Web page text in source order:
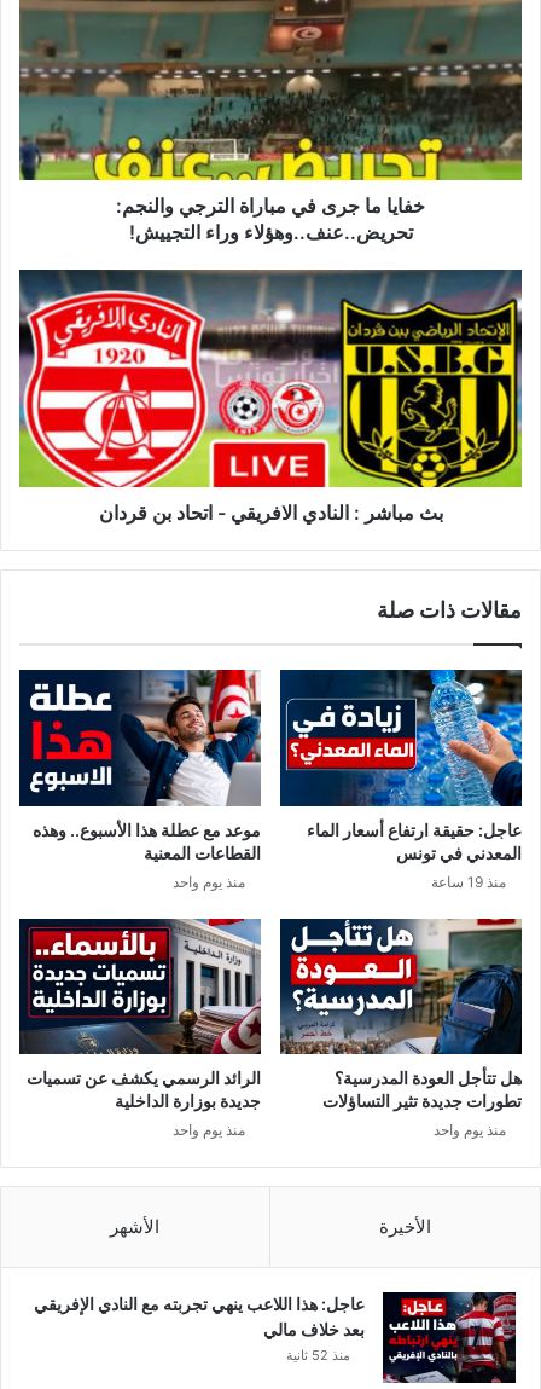
مباراة
الترجي
والنجم:
تحريض..عنف..وهؤلاء
وراء
خفايا ما جرى في مباراة الترجي والنجم:
تحريض..عنف..وهؤلاء وراء التجييش!
بث
مباشر
:
النادي
الافريقي
-
اتحاد
بن
قردان
بث مباشر : النادي الافريقي - اتحاد بن قردان
مقالات ذات صلة
عاجل: حقيقة ارتفاع أسعار الماء
المعدني في تونس
منذ 19 ساعة
موعد مع عطلة هذا الأسبوع.. وهذه
القطاعات المعنية
منذ يوم واحد
هل تتأجل العودة المدرسية؟
تطورات جديدة تثير التساؤلات
منذ يوم واحد
الرائد الرسمي يكشف عن تسميات
جديدة بوزارة الداخلية
منذ يوم واحد
الأخيرة الأشهر
عاجل: هذا اللاعب ينهي تجربته مع النادي الإفريقي
بعد خلاف مالي
منذ 52 ثانية